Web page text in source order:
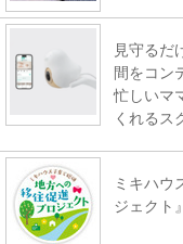
見守るだ
間をコン
忙しいマ
くれるス
ミキハウ
ジェクト』